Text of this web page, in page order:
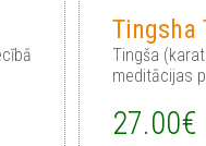
Tingsha
Тingša
meditācijas
27.00€